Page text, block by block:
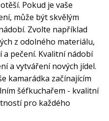
Pokud je vaše
může být skvělým
Zvolte například
z odolného materiálu,
pečení. Kvalitní nádobí
a vytváření nových jídel.
kamarádka začínajícím
šéfkuchařem - kvalitní
pro každého